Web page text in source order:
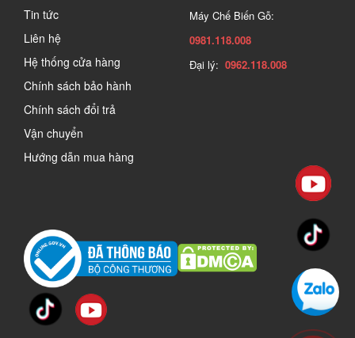
Tin tức
Liên hệ
Hệ thống cửa hàng
Chính sách bảo hành
Chính sách đổi trả
Vận chuyển
Hướng dẫn mua hàng
Máy Chế Biến Gỗ:
0981.118.008
Đại lý: 0962.118.008